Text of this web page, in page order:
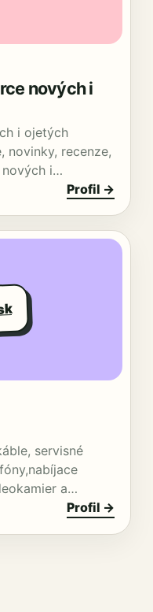
nových i
i ojetých
novinky, recenze,
nových i…
Profil →
servisné
a…
Profil →